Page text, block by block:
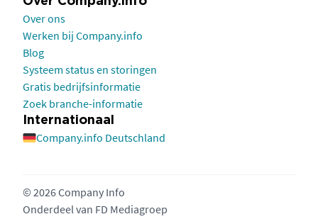
Over ons
Werken bij Company.info
Blog
Systeem status en storingen
Gratis bedrijfsinformatie
Zoek branche-informatie
Internationaal
Company.info Deutschland
© 2026 Company Info
Onderdeel van FD Mediagroep